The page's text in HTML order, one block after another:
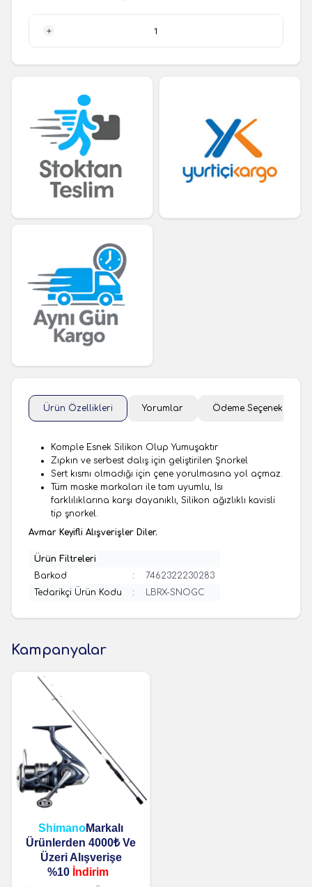
Ürün Özellikleri Yorumlar Ödeme Seçenekleri
Komple Esnek Silikon Olup Yumuşaktır
Zıpkın ve serbest dalış için geliştirilen Şnorkel
Sert kısmı olmadığı için çene yorulmasına yol açmaz.
Tüm maske markaları ile tam uyumlu, Isı
farklılıklarına karşı dayanıklı, Silikon ağızlıklı kavisli
tip şnorkel.
Avmar Keyifli Alışverişler Diler.
Ürün Filtreleri
Barkod
:
7462322230283
Tedarikçi Ürün Kodu
: LBRX-SNOGC
Kampanyalar
ShimanoMarkalı
Ürünlerden 4000₺ Ve
Üzeri Alışverişe
%10 İndirim